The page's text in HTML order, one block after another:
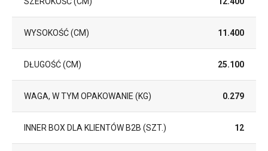
WYSOKOŚĆ (CM) 11.400
DŁUGOŚĆ (CM) 25.100
WAGA, W TYM OPAKOWANIE (KG) 0.279
INNER BOX DLA KLIENTÓW B2B (SZT.) 12